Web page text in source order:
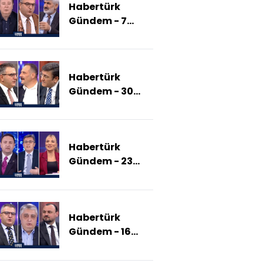
İstiyor?)
Habertürk
Gündem - 7
(Bahis
Nereye
Uzanacak?)
Habertürk
Gündem - 30
(İmralı
Açıklanacak
Mı?)
Habertürk
Gündem - 23
(İmralı Ziyareti
Habertürk
Gündem - 16
(İmralı'ya Gidiş